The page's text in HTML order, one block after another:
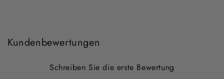
Kundenbewertungen
Schreiben Sie die erste Bewertung